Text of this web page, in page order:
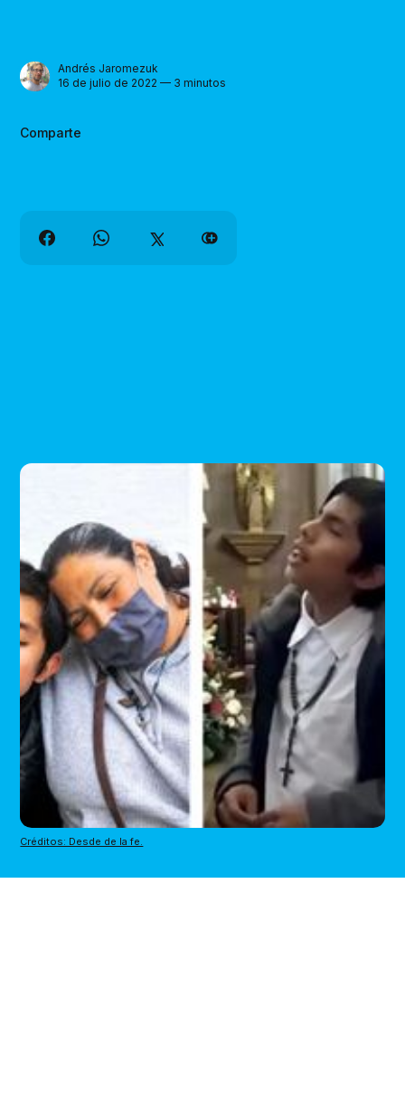
Andrés Jaromezuk
16 de julio de 2022 — 3 minutos
Comparte
Créditos: Desde de la fe.